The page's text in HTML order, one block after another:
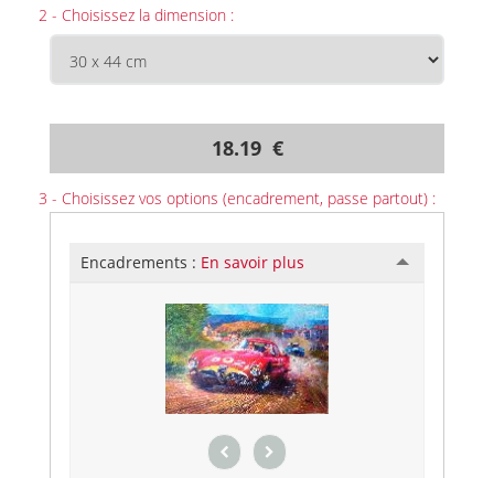
2 - Choisissez la dimension :
18.19 €
3 - Choisissez vos options (encadrement, passe partout) :
Encadrements : En savoir plus